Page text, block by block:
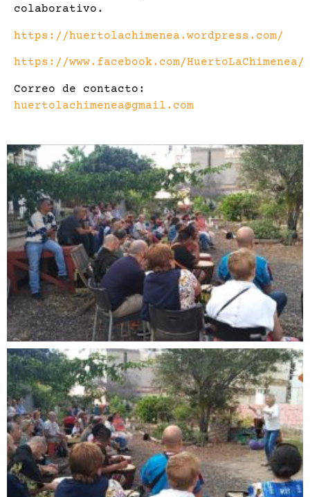
colaborativo.
https://huertolachimenea.wordpress.com/
https://www.facebook.com/HuertoLaChimenea/
Correo de contacto:
huertolachimenea@gmail.com